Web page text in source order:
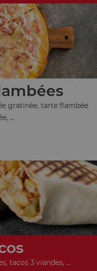
gratinée, tarte flambée
...
tacos 3 viandes, ...